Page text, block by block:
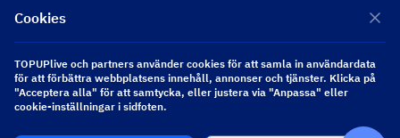
Följ oss
Copyright 2026 SEA WHALE TECHNOLOGY PTE.LTD. All Rights Reserved.
Cookies
TOPUPlive och partners använder cookies för att samla in användardata
för att förbättra webbplatsens innehåll, annonser och tjänster. Klicka på
"Acceptera alla" för att samtycka, eller justera via "Anpassa" eller
cookie-inställningar i sidfoten.